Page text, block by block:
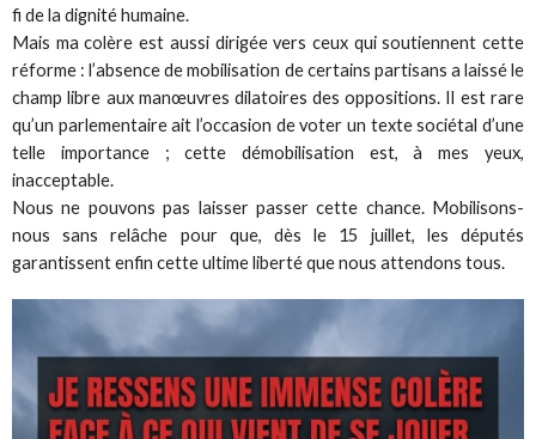
fi de la dignité humaine.
Mais ma colère est aussi dirigée vers ceux qui soutiennent cette
réforme : l’absence de mobilisation de certains partisans a laissé le
champ libre aux manœuvres dilatoires des oppositions. Il est rare
qu’un parlementaire ait l’occasion de voter un texte sociétal d’une
telle importance ; cette démobilisation est, à mes yeux,
inacceptable.
Nous ne pouvons pas laisser passer cette chance. Mobilisons-
nous sans relâche pour que, dès le 15 juillet, les députés
garantissent enfin cette ultime liberté que nous attendons tous.